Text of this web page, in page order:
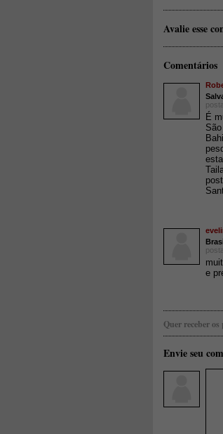
Avalie esse
Comentários
É
e
Quer receber
Envie seu